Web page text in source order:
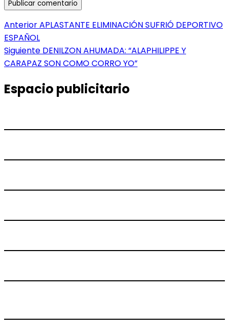
Navegación
de
entradas
AnteriorEntrada
anterior:
APLASTANTE ELIMINACIÓN SUFRIÓ DEPORTIVO
ESPAÑOL
Siguiente Entrada
siguiente:
DENILZON AHUMADA: “ALAPHILIPPE Y
CARAPAZ SON COMO CORRO YO”
Espacio publicitario